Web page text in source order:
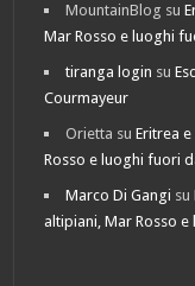
MountainBlog su
Mar Rosso e luoghi
tiranga login su
Courmayeur
Orietta suEritrea
Rosso e luoghi fuori
Marco Di Gangi su
altipiani, Mar Rosso